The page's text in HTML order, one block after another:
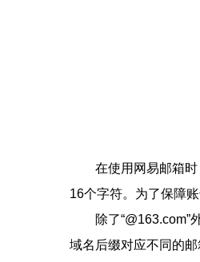
在使用网易邮箱
16个字符。为了保障
除了“@163.com”
域名后缀对应不同的邮